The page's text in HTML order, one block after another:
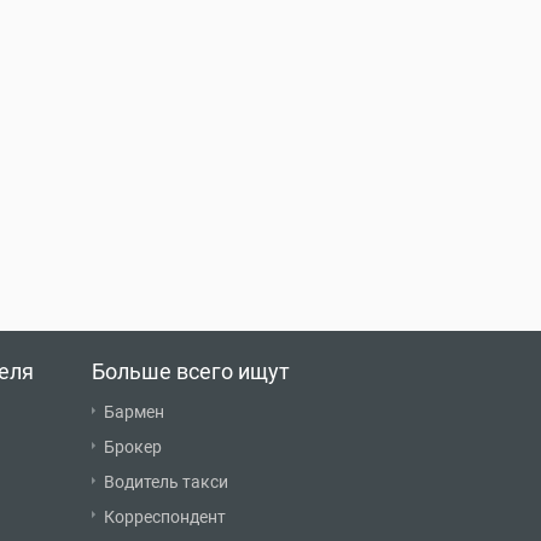
Больше всего ищут
Бармен
Брокер
Водитель такси
Корреспондент